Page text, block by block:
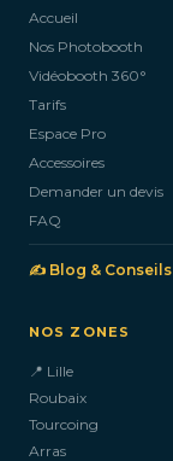
Accueil
Nos Photobooth
Vidéobooth 360°
Tarifs
Espace Pro
Accessoires
Demander un devis
FAQ
✍️ Blog & Conseils
NOS ZONES
📍 Lille
Roubaix
Tourcoing
Arras